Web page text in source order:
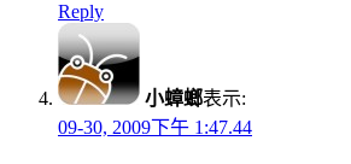
Reply
小蟑螂表示:
09-30, 2009下午 1:47.44